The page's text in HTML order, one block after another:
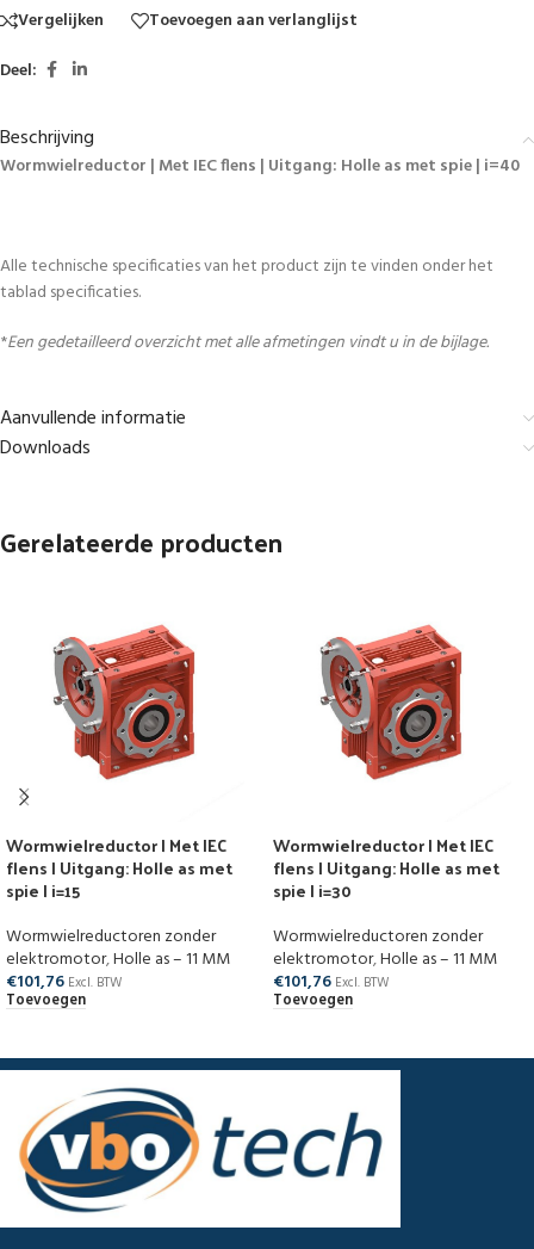
Vergelijken
Toevoegen aan verlanglijst
Deel:
Beschrijving
Wormwielreductor | Met IEC flens | Uitgang: Holle as met spie | i=40
Alle technische specificaties van het product zijn te vinden onder het
tablad specificaties.
*Een gedetailleerd overzicht met alle afmetingen vindt u in de bijlage.
Aanvullende informatie
Downloads
Gerelateerde producten
Wormwielreductor | Met IEC
flens | Uitgang: Holle as met
spie | i=15
Wormwielreductoren zonder
elektromotor,Holle as – 11 MM
€101,76 Excl. BTW
Toevoegen
Wormwielreductor | Met IEC
flens | Uitgang: Holle as met
spie | i=30
Wormwielreductoren zonder
elektromotor,Holle as – 11 MM
€101,76 Excl. BTW
Toevoegen